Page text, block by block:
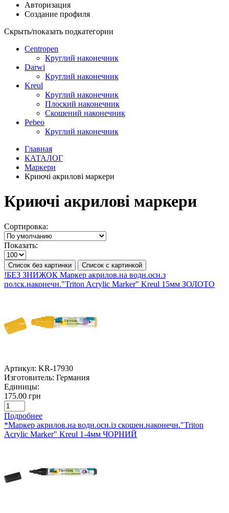
Авторизация
Создание профиля
Скрыть/показать подкатегории
Centropen
Круглий наконечник
Darwi
Круглий наконечник
Kreul
Круглий наконечник
Плоский наконечник
Скошений наконечник
Pebeo
Круглий наконечник
Главная
КАТАЛОГ
Маркери
Криючі акрилові маркери
Криючі акрилові маркери
Сортировка:
Показать:
Список без картинки Список с картинкой
!БЕЗ ЗНИЖОК Маркер акрилов.на водн.осн.з
полск.наконечн."Triton Acrylic Marker" Kreul 15мм ЗОЛОТО
Артикул: KR-17930
Изготовитель: Германия
Единицы:
175.00 грн
Подробнее
*Маркер акрилов.на водн.осн.із скошен.наконечн."Triton
Acrylic Marker" Kreul 1-4мм ЧОРНИЙ